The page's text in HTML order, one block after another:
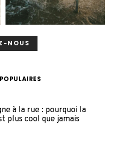
NOUS
à la rue : pourquoi la
plus cool que jamais